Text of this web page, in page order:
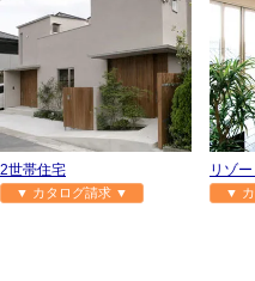
2世帯住宅
▼ カタログ請求 ▼
リゾ
▼